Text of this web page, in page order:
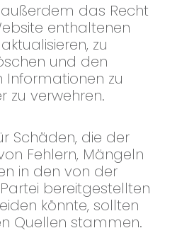
das Recht
enthaltenen
zu
und den
Informationen zu
zu verwehren.
Schäden, die der
Fehlern, Mängeln
in den von der
bereitgestellten
könnte, sollten
Quellen stammen.